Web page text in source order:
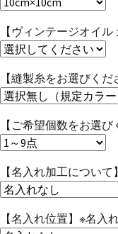
【ヴィンテージオイ
【縫製糸をお選びくだ
【ご希望個数をお選び
【名入れ加工について】
【名入れ位置】※名入